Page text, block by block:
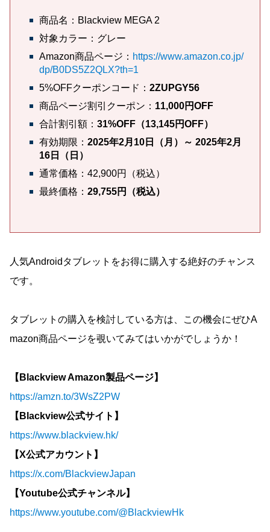
商品名：Blackview MEGA 2
対象カラー：グレー
Amazon商品ページ： https://www.amazon.co.jp/
dp/B0DS5Z2QLX?th=1
5%OFFクーポンコード： 2ZUPGY56
商品ページ割引クーポン： 11,000円OFF
合計割引額： 31%OFF（13,145円OFF）
有効期限： 2025年2月10日（月）～ 2025年2月
16日（日）
通常価格：42,900円（税込）
最終価格： 29,755円（税込）
人気Androidタブレットをお得に購入する絶好のチャンス
です。
タブレットの購入を検討している方は、この機会にぜひA
mazon商品ページを覗いてみてはいかがでしょうか！
【Blackview Amazon製品ページ】
https://amzn.to/3WsZ2PW
【Blackview公式サイト】
https://www.blackview.hk/
【X公式アカウント】
https://x.com/BlackviewJapan
【Youtube公式チャンネル】
https://www.youtube.com/@BlackviewHk